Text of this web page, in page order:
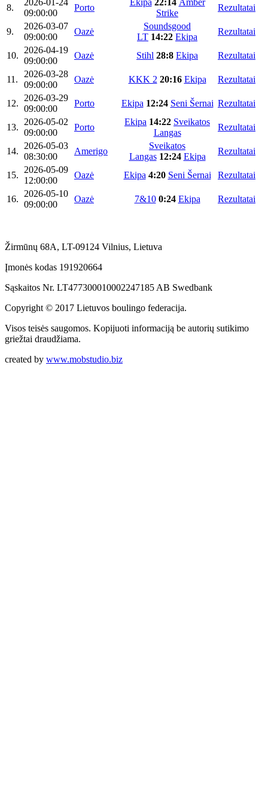
8.
09:00:00
Porto
Strike
Rezultatai
9.
2026-03-07
09:00:00
Oazė
Soundsgood
LT 14:22 Ekipa
Rezultatai
10.
2026-04-19
09:00:00
Oazė Stihl 28:8 Ekipa Rezultatai
11.
2026-03-28
09:00:00
Oazė KKK 2 20:16 Ekipa Rezultatai
12.
2026-03-29
09:00:00
Porto Ekipa 12:24 Seni Šernai Rezultatai
13.
2026-05-02
09:00:00
Porto
Ekipa 14:22 Sveikatos
Langas
Rezultatai
14.
2026-05-03
08:30:00
Amerigo
Sveikatos
Langas 12:24 Ekipa
Rezultatai
15.
2026-05-09
12:00:00
Oazė Ekipa 4:20 Seni Šernai Rezultatai
16.
2026-05-10
09:00:00
Oazė 7&10 0:24 Ekipa Rezultatai
Žirmūnų 68A, LT-09124 Vilnius, Lietuva
Įmonės kodas 191920664
Sąskaitos Nr. LT477300010002247185 AB Swedbank
Copyright © 2017 Lietuvos boulingo federacija.
Visos teisės saugomos. Kopijuoti informaciją be autorių sutikimo
griežtai draudžiama.
created by www.mobstudio.biz